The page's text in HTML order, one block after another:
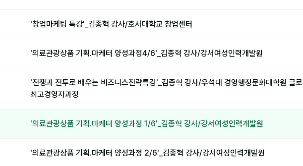
'창업마케팅 특강'_김종혁 강사/호서대학교 창업센터
'의료관광상품 기획.마케터 양성과정4/6'_김종혁 강사/강서여성인력개발원
'전쟁과 전투로 배우는 비즈니스전략특강'_김종혁 강사/우석대 경영행정문화대학원 글
최고경영자과정
'의료관광상품 기획.마케터 양성과정 1/6'_김종혁 강사/강서여성인력개발원
'의료관광상품 기획.마케터 양성과정 2/6'_김종혁 강사/강서여성인력개발원